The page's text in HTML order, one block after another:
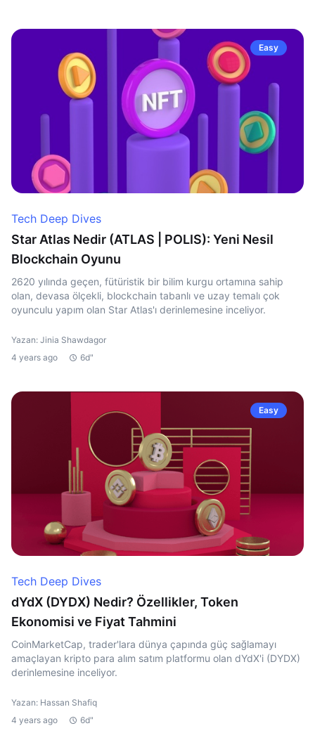
Easy
Tech Deep Dives
Star Atlas Nedir (ATLAS | POLIS): Yeni Nesil
Blockchain Oyunu
2620 yılında geçen, fütüristik bir bilim kurgu ortamına sahip
olan, devasa ölçekli, blockchain tabanlı ve uzay temalı çok
oyunculu yapım olan Star Atlas'ı derinlemesine inceliyor.
Yazan: Jinia Shawdagor
4 years ago
6d"
Easy
Tech Deep Dives
dYdX (DYDX) Nedir? Özellikler, Token
Ekonomisi ve Fiyat Tahmini
CoinMarketCap, trader'lara dünya çapında güç sağlamayı
amaçlayan kripto para alım satım platformu olan dYdX'i (DYDX)
derinlemesine inceliyor.
Yazan: Hassan Shafiq
4 years ago
6d"